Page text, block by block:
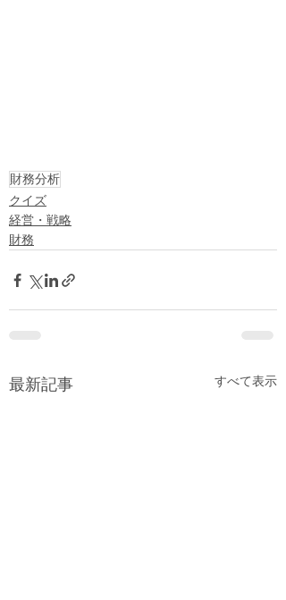
財務分析
クイズ
経営・戦略
財務
最新記事 すべて表示